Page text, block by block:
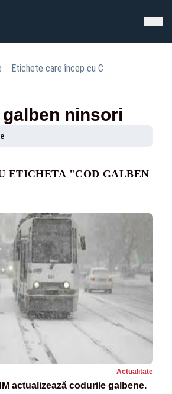
Etichete care încep cu C
ninsori
ETICHETA "COD GALBEN
Actualitate
actualizează codurile galbene.